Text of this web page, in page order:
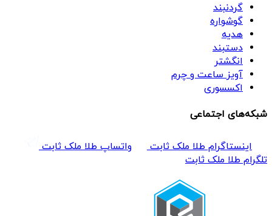
گردنبند
گوشواره
هدیه
دستبند
انگشتر
آویز ساعت و چرم
اکسسوری
شبکه‌های اجتماعی
اینستاگرام طلا ملک ثابت
واتساپ طلا ملک ثابت
تلگرام طلا ملک ثابت